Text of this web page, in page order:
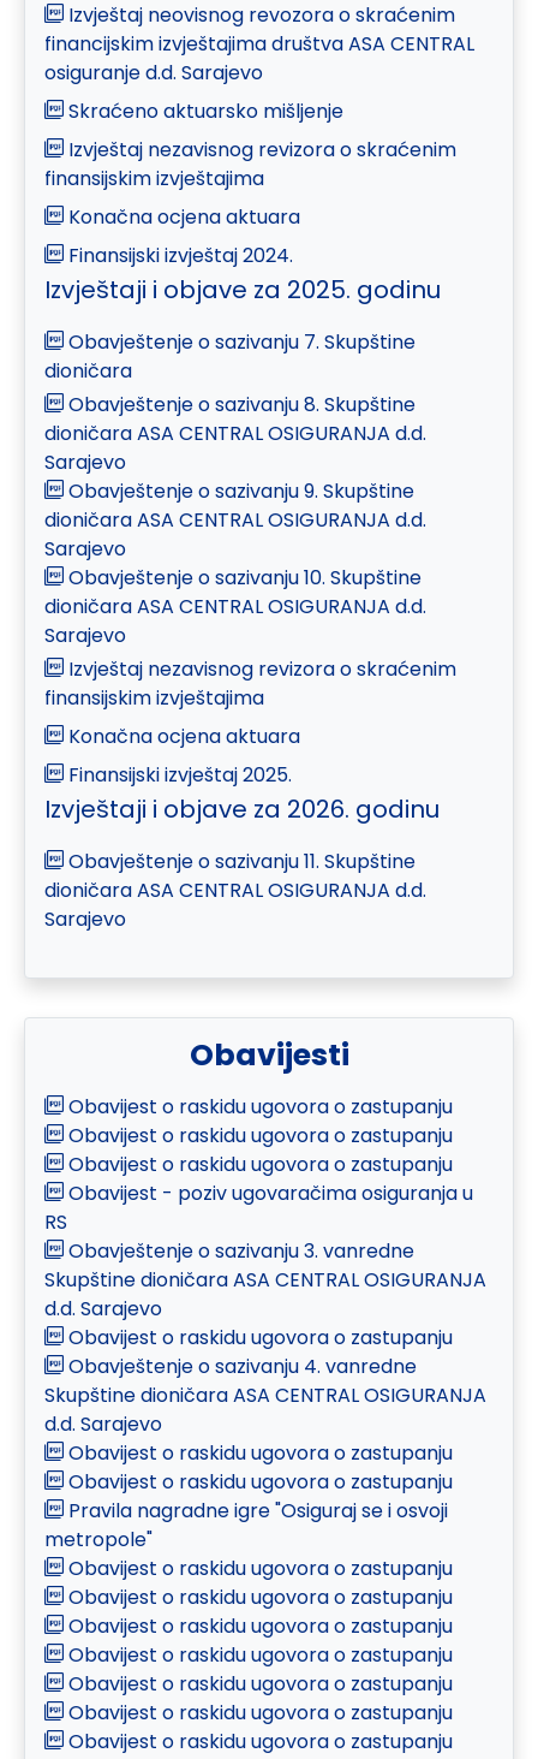
Izvještaj neovisnog revozora o skraćenim
financijskim izvještajima društva ASA CENTRAL
osiguranje d.d. Sarajevo
Skraćeno aktuarsko mišljenje
Izvještaj nezavisnog revizora o skraćenim
finansijskim izvještajima
Konačna ocjena aktuara
Finansijski izvještaj 2024.
Izvještaji i objave za 2025. godinu
Obavještenje o sazivanju 7. Skupštine
dioničara
Obavještenje o sazivanju 8. Skupštine
dioničara ASA CENTRAL OSIGURANJA d.d.
Sarajevo
Obavještenje o sazivanju 9. Skupštine
dioničara ASA CENTRAL OSIGURANJA d.d.
Sarajevo
Obavještenje o sazivanju 10. Skupštine
dioničara ASA CENTRAL OSIGURANJA d.d.
Sarajevo
Izvještaj nezavisnog revizora o skraćenim
finansijskim izvještajima
Konačna ocjena aktuara
Finansijski izvještaj 2025.
Izvještaji i objave za 2026. godinu
Obavještenje o sazivanju 11. Skupštine
dioničara ASA CENTRAL OSIGURANJA d.d.
Sarajevo
Obavijesti
Obavijest o raskidu ugovora o zastupanju
Obavijest o raskidu ugovora o zastupanju
Obavijest o raskidu ugovora o zastupanju
Obavijest - poziv ugovaračima osiguranja u
RS
Obavještenje o sazivanju 3. vanredne
Skupštine dioničara ASA CENTRAL OSIGURANJA
d.d. Sarajevo
Obavijest o raskidu ugovora o zastupanju
Obavještenje o sazivanju 4. vanredne
Skupštine dioničara ASA CENTRAL OSIGURANJA
d.d. Sarajevo
Obavijest o raskidu ugovora o zastupanju
Obavijest o raskidu ugovora o zastupanju
Pravila nagradne igre "Osiguraj se i osvoji
metropole"
Obavijest o raskidu ugovora o zastupanju
Obavijest o raskidu ugovora o zastupanju
Obavijest o raskidu ugovora o zastupanju
Obavijest o raskidu ugovora o zastupanju
Obavijest o raskidu ugovora o zastupanju
Obavijest o raskidu ugovora o zastupanju
Obavijest o raskidu ugovora o zastupanju